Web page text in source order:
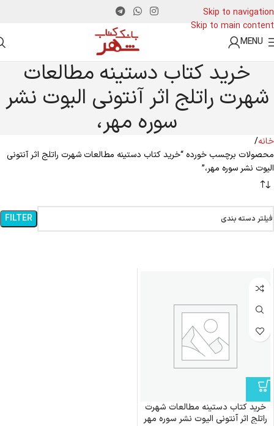
Skip to navigation
Skip to main content
MENU
خرید کتاب دستینه مطالعات
شهرت راتلج اثر آنتونی الیوت نشر
سوره مهر،
خانه
محصولات برچسب خورده “خرید کتاب دستینه مطالعات شهرت راتلج اثر آنتونی
الیوت نشر سوره مهر،”
فیلتر دسته بندی FILTER
خرید کتاب دستینه مطالعات شهرت
راتلج اثر آنتونی الیوت نشر سوره مهر